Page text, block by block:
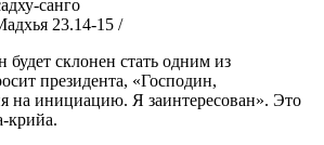
санго
23.14-15 /
будет склонен стать одним из
президента, «Господин,
на инициацию. Я заинтересован». Это
крийа.